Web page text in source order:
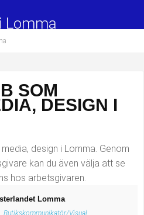
Yrkesområden
juridik
Populära jobb
och äldreboende
Lomma
SOM
DESIGN I
design i Lomma. Genom
kan du även välja att se
hos arbetsgivaren.
Lomma
Butikskommunikatör/Visual